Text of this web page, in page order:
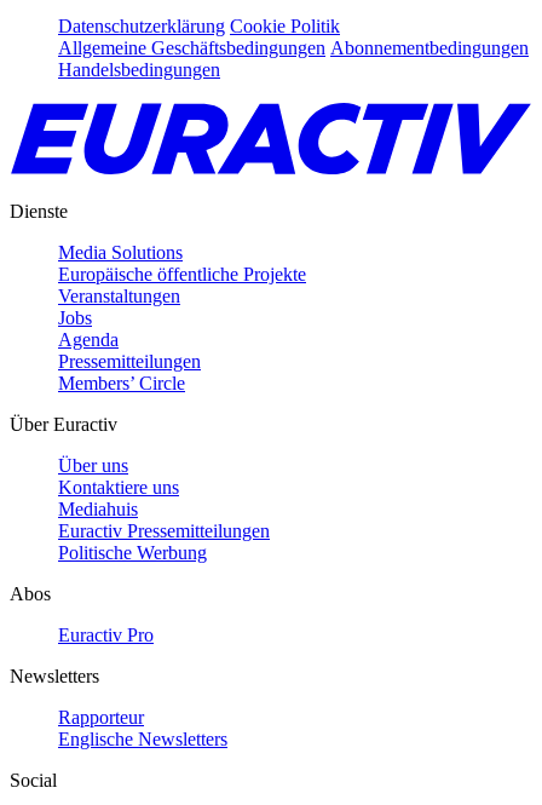
Datenschutzerklärung Cookie Politik
Allgemeine Geschäftsbedingungen Abonnementbedingungen
Handelsbedingungen
Dienste
Media Solutions
Europäische öffentliche Projekte
Veranstaltungen
Jobs
Agenda
Pressemitteilungen
Members’ Circle
Über Euractiv
Über uns
Kontaktiere uns
Mediahuis
Euractiv Pressemitteilungen
Politische Werbung
Abos
Euractiv Pro
Newsletters
Rapporteur
Englische Newsletters
Social